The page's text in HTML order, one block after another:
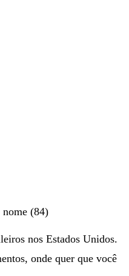
nos Estados Unidos.
onde quer que você